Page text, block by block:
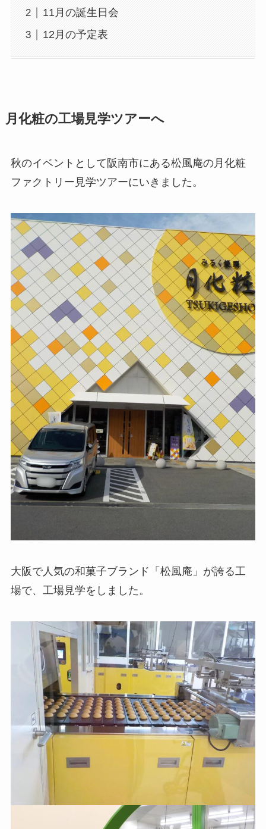
11月の誕生日会
12月の予定表
月化粧の工場見学ツアーへ
秋のイベントとして阪南市にある松風庵の月化粧
ファクトリー見学ツアーにいきました。
大阪で人気の和菓子ブランド「松風庵」が誇る工
場で、工場見学をしました。